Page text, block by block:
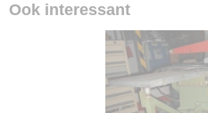
Ook interessant